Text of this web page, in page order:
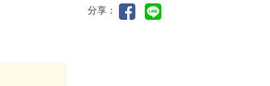
分享：